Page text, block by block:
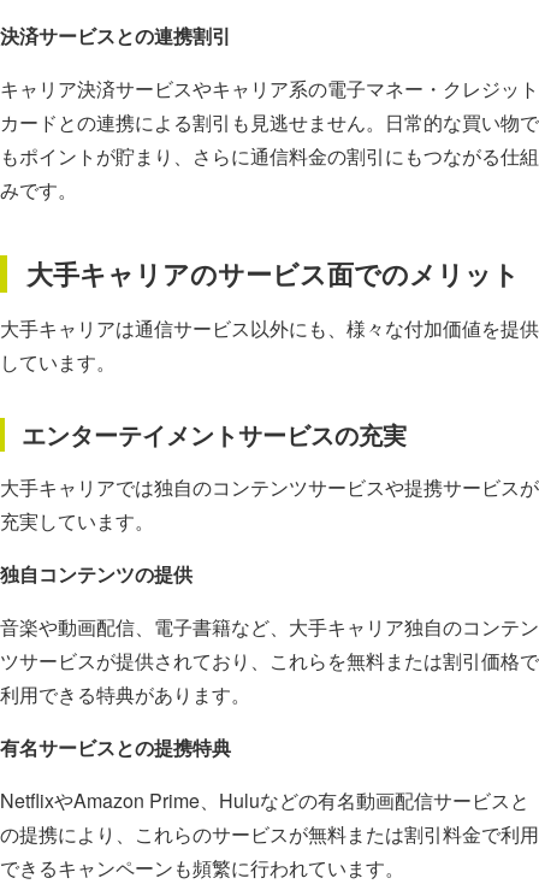
決済サービスとの連携割引
キャリア決済サービスやキャリア系の電子マネー・クレジット
カードとの連携による割引も見逃せません。日常的な買い物で
もポイントが貯まり、さらに通信料金の割引にもつながる仕組
みです。
大手キャリアのサービス面でのメリット
大手キャリアは通信サービス以外にも、様々な付加価値を提供
しています。
エンターテイメントサービスの充実
大手キャリアでは独自のコンテンツサービスや提携サービスが
充実しています。
独自コンテンツの提供
音楽や動画配信、電子書籍など、大手キャリア独自のコンテン
ツサービスが提供されており、これらを無料または割引価格で
利用できる特典があります。
有名サービスとの提携特典
NetflixやAmazon Prime、Huluなどの有名動画配信サービスと
の提携により、これらのサービスが無料または割引料金で利用
できるキャンペーンも頻繁に行われています。